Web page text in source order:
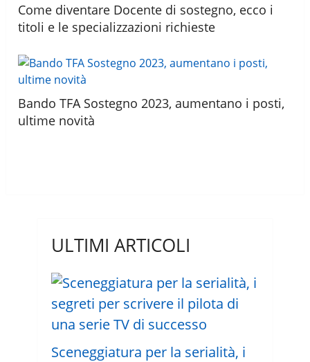
Come diventare Docente di sostegno, ecco i
titoli e le specializzazioni richieste
Bando TFA Sostegno 2023, aumentano i posti,
ultime novità
ULTIMI ARTICOLI
Sceneggiatura per la serialità, i